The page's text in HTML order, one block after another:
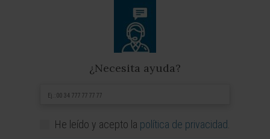
¿Necesita ayuda?
He leído y acepto la política de privacidad